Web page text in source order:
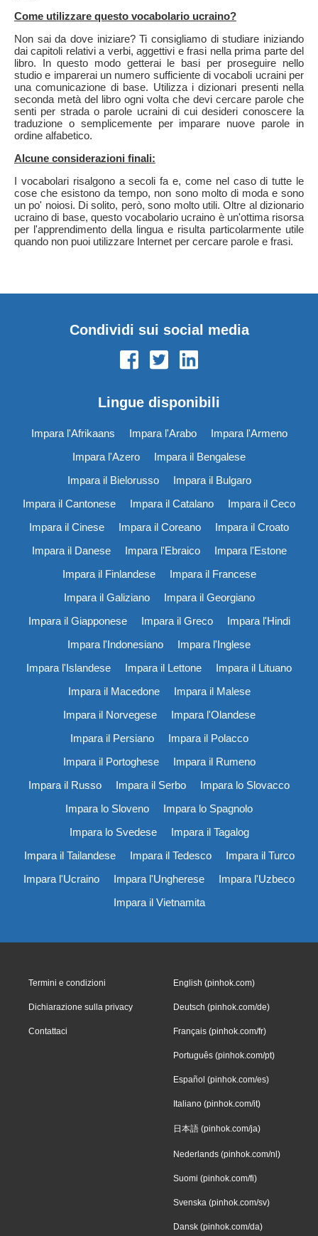
Come utilizzare questo vocabolario ucraino?
Non sai da dove iniziare? Ti consigliamo di studiare iniziando
dai capitoli relativi a verbi, aggettivi e frasi nella prima parte del
libro. In questo modo getterai le basi per proseguire nello
studio e imparerai un numero sufficiente di vocaboli ucraini per
una comunicazione di base. Utilizza i dizionari presenti nella
seconda metà del libro ogni volta che devi cercare parole che
senti per strada o parole ucraini di cui desideri conoscere la
traduzione o semplicemente per imparare nuove parole in
ordine alfabetico.
Alcune considerazioni finali:
I vocabolari risalgono a secoli fa e, come nel caso di tutte le
cose che esistono da tempo, non sono molto di moda e sono
un po' noiosi. Di solito, però, sono molto utili. Oltre al dizionario
ucraino di base, questo vocabolario ucraino è un'ottima risorsa
per l'apprendimento della lingua e risulta particolarmente utile
quando non puoi utilizzare Internet per cercare parole e frasi.
Condividi sui social media
Lingue disponibili
Impara l'Afrikaans Impara l'Arabo
Impara l'Armeno
Impara l'Azero
Impara il Bengalese
Impara il Bielorusso
Impara il Bulgaro
Impara il Cantonese
Impara il Catalano
Impara il Ceco
Impara il Cinese
Impara il Coreano
Impara il Croato
Impara il Danese
Impara l'Ebraico
Impara l'Estone
Impara il Finlandese
Impara il Francese
Impara il Galiziano
Impara il Georgiano
Impara il Giapponese
Impara il Greco
Impara l'Hindi
Impara l'Indonesiano
Impara l'Inglese
Impara l'Islandese
Impara il Lettone
Impara il Lituano
Impara il Macedone
Impara il Malese
Impara il Norvegese
Impara l'Olandese
Impara il Persiano
Impara il Polacco
Impara il Portoghese
Impara il Rumeno
Impara il Russo
Impara il Serbo
Impara lo Slovacco
Impara lo Sloveno
Impara lo Spagnolo
Impara lo Svedese
Impara il Tagalog
Impara il Tailandese
Impara il Tedesco
Impara il Turco
Impara l'Ucraino
Impara l'Ungherese
Impara l'Uzbeco
Impara il Vietnamita
Termini e condizioni
Dichiarazione sulla privacy
Contattaci
English (pinhok.com)
Deutsch (pinhok.com/de)
Français (pinhok.com/fr)
Português (pinhok.com/pt)
Español (pinhok.com/es)
Italiano (pinhok.com/it)
日本語 (pinhok.com/ja)
Nederlands (pinhok.com/nl)
Suomi (pinhok.com/fi)
Svenska (pinhok.com/sv)
Dansk (pinhok.com/da)